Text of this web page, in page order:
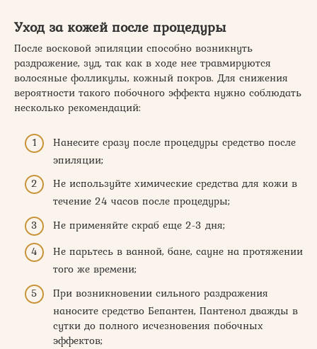
Уход за кожей после процедуры
После восковой эпиляции способно возникнуть
раздражение, зуд, так как в ходе нее травмируются
волосяные фолликулы, кожный покров. Для снижения
вероятности такого побочного эффекта нужно соблюдать
несколько рекомендаций:
Нанесите сразу после процедуры средство после
эпиляции;
Не используйте химические средства для кожи в
течение 24 часов после процедуры;
Не применяйте скраб еще 2-3 дня;
Не парьтесь в ванной, бане, сауне на протяжении
того же времени;
При возникновении сильного раздражения
наносите средство Бепантен, Пантенол дважды в
сутки до полного исчезновения побочных
эффектов;